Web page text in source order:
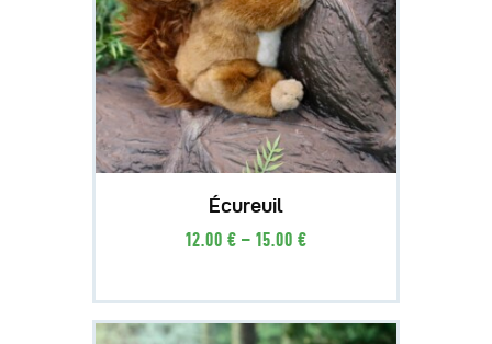
Écureuil
12 00 € – 15 00 €